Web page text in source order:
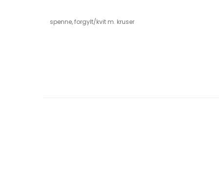
spenne, forgylt/kvit m. kruser